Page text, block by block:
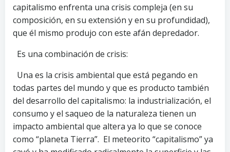
capitalismo enfrenta una crisis compleja (en su
composición, en su extensión y en su profundidad),
que él mismo produjo con este afán depredador.
Es una combinación de crisis:
Una es la crisis ambiental que está pegando en
todas partes del mundo y que es producto también
del desarrollo del capitalismo: la industrialización, el
consumo y el saqueo de la naturaleza tienen un
impacto ambiental que altera ya lo que se conoce
como “planeta Tierra”. El meteorito “capitalismo” ya